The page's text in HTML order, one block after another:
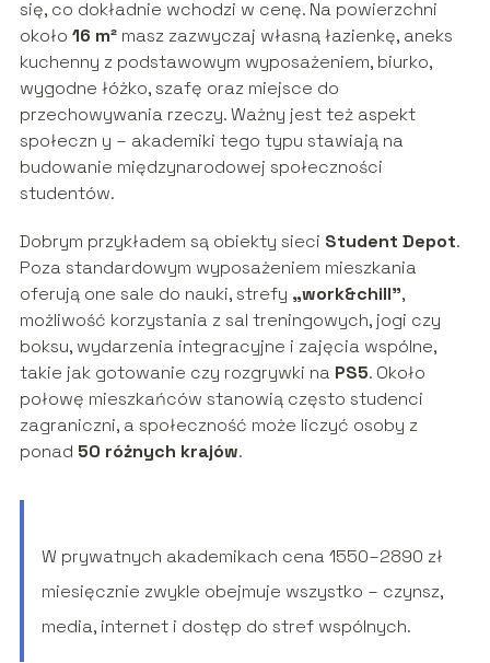
się, co dokładnie wchodzi w cenę. Na powierzchni
około 16 m²masz zazwyczaj własną łazienkę, aneks
kuchenny z podstawowym wyposażeniem, biurko,
wygodne łóżko, szafę oraz miejsce do
przechowywania rzeczy. Ważny jest też aspekt
społeczn y – akademiki tego typu stawiają na
budowanie międzynarodowej społeczności
studentów.
Dobrym przykładem są obiekty sieci Student Depot.
Poza standardowym wyposażeniem mieszkania
oferują one sale do nauki, strefy „work&chill”,
możliwość korzystania z sal treningowych, jogi czy
boksu, wydarzenia integracyjne i zajęcia wspólne,
takie jak gotowanie czy rozgrywki na PS5. Około
połowę mieszkańców stanowią często studenci
zagraniczni, a społeczność może liczyć osoby z
ponad 50 różnych krajów.
W prywatnych akademikach cena 1550–2890 zł
miesięcznie zwykle obejmuje wszystko – czynsz,
media, internet i dostęp do stref wspólnych.